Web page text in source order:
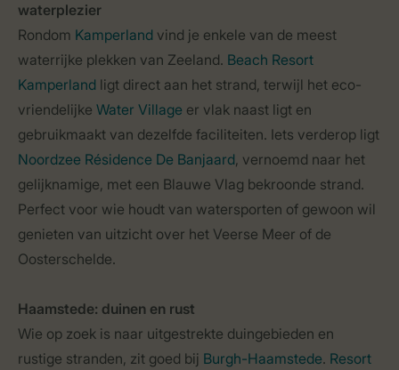
waterplezier
Rondom Kamperland vind je enkele van de meest
waterrijke plekken van Zeeland. Beach Resort
Kamperland ligt direct aan het strand, terwijl het eco-
vriendelijke Water Village er vlak naast ligt en
gebruikmaakt van dezelfde faciliteiten. Iets verderop ligt
Noordzee Résidence De Banjaard, vernoemd naar het
gelijknamige, met een Blauwe Vlag bekroonde strand.
Perfect voor wie houdt van watersporten of gewoon wil
genieten van uitzicht over het Veerse Meer of de
Oosterschelde.
Haamstede: duinen en rust
Wie op zoek is naar uitgestrekte duingebieden en
rustige stranden, zit goed bij Burgh-Haamstede. Resort